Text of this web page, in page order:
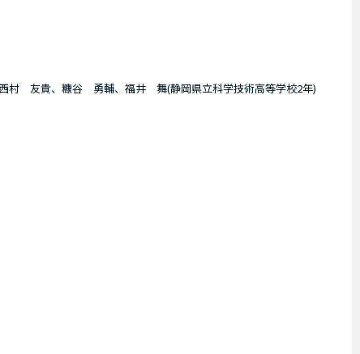
友貴、糠谷 勇輔、福井 舞(静岡県立科学技術高等学校2年)